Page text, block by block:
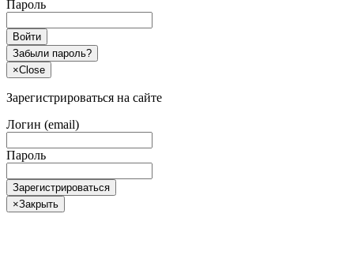
Пароль
Войти
Забыли пароль?
×Close
Зарегистрироваться на сайте
Логин (email)
Пароль
Зарегистрироваться
×Закрыть